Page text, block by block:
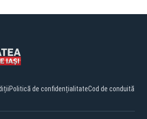
Politică de confidențialitateCod de conduită